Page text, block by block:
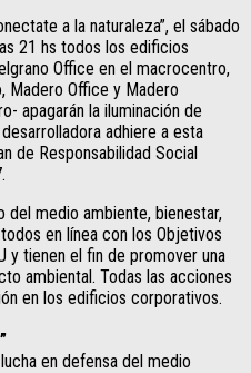
a la naturaleza”, el sábado
21 hs todos los edificios
Office en el macrocentro,
Madero Office y Madero
apagarán la iluminación de
adhiere a esta
de Responsabilidad Social
del medio ambiente, bienestar,
en línea con los Objetivos
y tienen el fin de promover una
ambiental. Todas las acciones
en los edificios corporativos.
en defensa del medio